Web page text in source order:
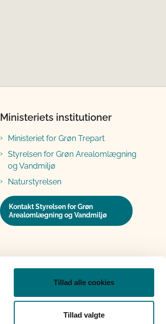
Tillad alle cookies
Tillad valgte
Ministeriets institutioner
Ministeriet for Grøn Trepart
Styrelsen for Grøn Arealomlægning
og Vandmiljø
Naturstyrelsen
Kontakt Styrelsen for Grøn
Arealomlægning og Vandmiljø